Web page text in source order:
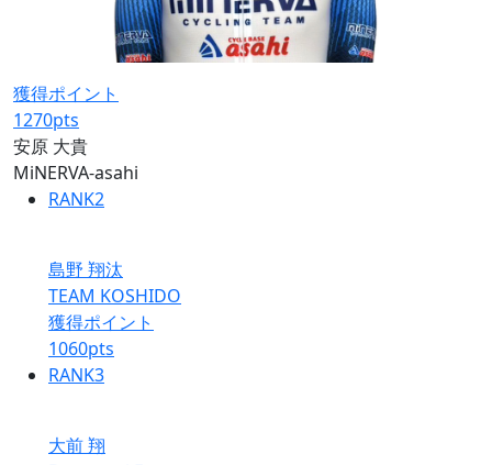
獲得ポイント
1270pts
安原 大貴
MiNERVA-asahi
RANK2
島野 翔汰
TEAM KOSHIDO
獲得ポイント
1060pts
RANK3
大前 翔